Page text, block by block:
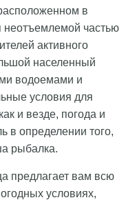
в
неотъемлемой частью
активного
населенный
водоемами и
условия для
и везде, погода и
в определении того,
рыбалка.
предлагает вам всю
условиях,